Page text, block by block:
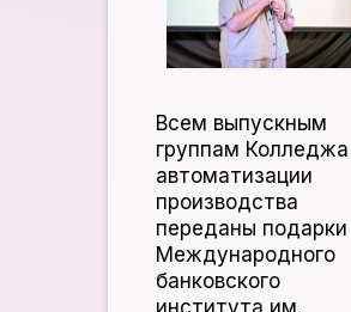
Всем выпускным
группам Колледжа
автоматизации
производства
переданы подарки
Международного
банковского